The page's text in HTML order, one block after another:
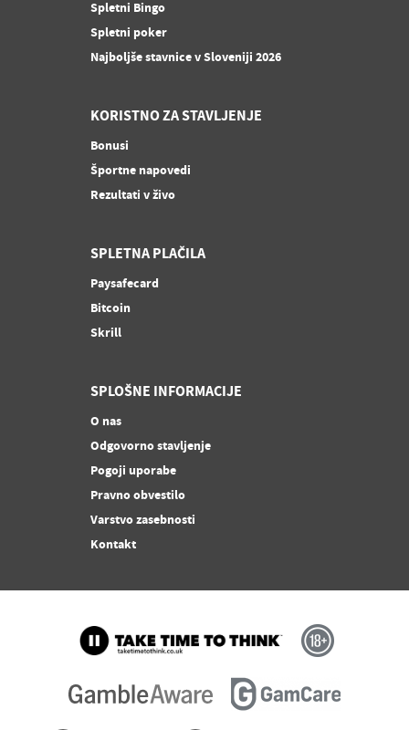
Spletni Bingo
Spletni poker
Najboljše stavnice v Sloveniji 2026
KORISTNO ZA STAVLJENJE
Bonusi
Športne napovedi
Rezultati v živo
SPLETNA PLAČILA
Paysafecard
Bitcoin
Skrill
SPLOŠNE INFORMACIJE
O nas
Odgovorno stavljenje
Pogoji uporabe
Pravno obvestilo
Varstvo zasebnosti
Kontakt